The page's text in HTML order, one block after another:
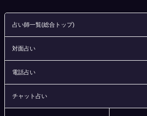
占い師一覧(総合トップ)
対面占い
電話占い
チャット占い